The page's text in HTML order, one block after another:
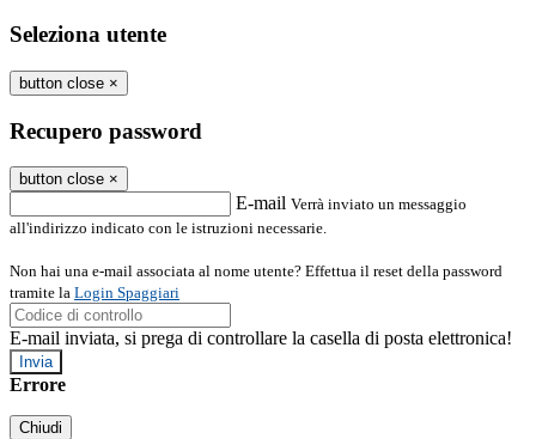
Seleziona utente
button close ×
Recupero password
button close ×
E-mail Verrà inviato un messaggio
all'indirizzo indicato con le istruzioni necessarie.
Non hai una e-mail associata al nome utente? Effettua il reset della password
tramite la Login Spaggiari
E-mail inviata, si prega di controllare la casella di posta elettronica!
Errore
Chiudi